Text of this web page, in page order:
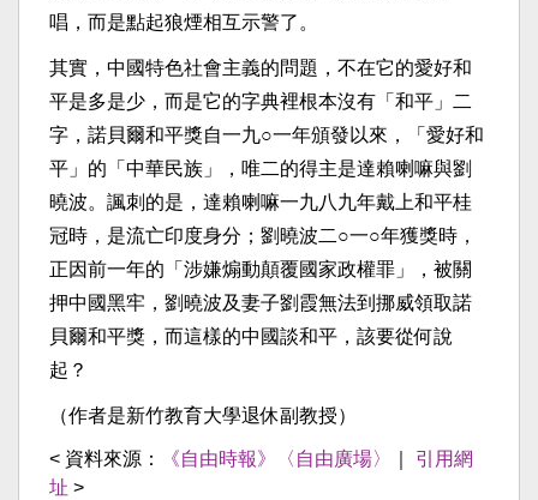
唱，而是點起狼煙相互示警了。
其實，中國特色社會主義的問題，不在它的愛好和
平是多是少，而是它的字典裡根本沒有「和平」二
字，諾貝爾和平獎自一九○一年頒發以來，「愛好和
平」的「中華民族」，唯二的得主是達賴喇嘛與劉
曉波。諷刺的是，達賴喇嘛一九八九年戴上和平桂
冠時，是流亡印度身分；劉曉波二○一○年獲獎時，
正因前一年的「涉嫌煽動顛覆國家政權罪」，被關
押中國黑牢，劉曉波及妻子劉霞無法到挪威領取諾
貝爾和平獎，而這樣的中國談和平，該要從何說
起？
（作者是新竹教育大學退休副教授）
< 資料來源： 《自由時報》〈自由廣場〉
引用網
址 >